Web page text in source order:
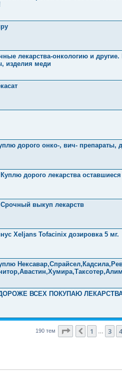
лекарства-онкологию и
изделия меди
дорого онко-, вич- препараты,
Куплю дорого лекарства
Срочный выкуп лекарств
Xeljans Tofacinix дозировка 5 мг.
ДОРОЖЕ ВСЕХ ПОКУПАЮ
190 тем Страница из 8
Пред.
1 3 4